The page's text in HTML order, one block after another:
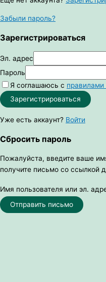
Забыли пароль?
Зарегистрироваться
Эл. адрес
Пароль
Я соглашаюсь с правилами
Зарегистрироваться
Уже есть аккаунт? Войти
Сбросить пароль
Пожалуйста, введите ваше
получите письмо со ссылкой
Имя пользователя или эл.
Отправить письмо